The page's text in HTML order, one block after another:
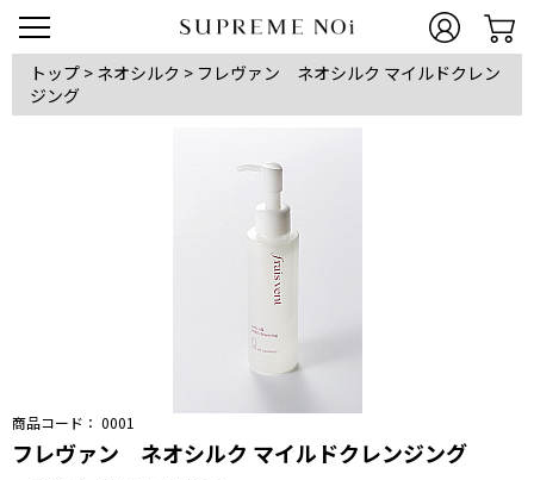
トップ > ネオシルク > フレヴァン ネオシルク マイルドクレン
ジング
商品コード： 0001
フレヴァン ネオシルク マイルドクレンジング